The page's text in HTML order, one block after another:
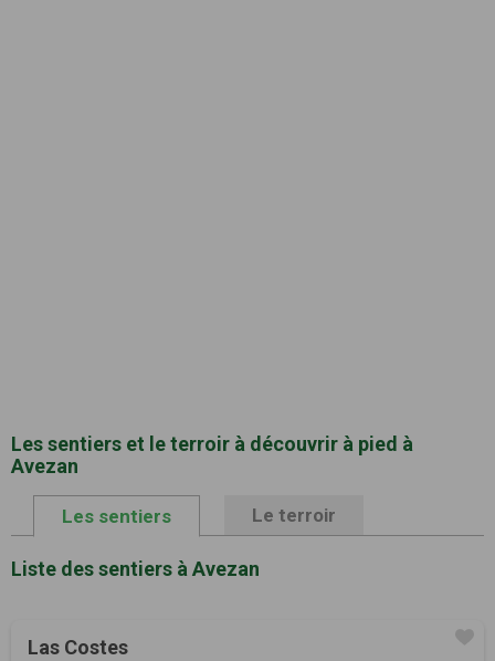
Les sentiers et le terroir à découvrir à pied à
Avezan
Les sentiers Le terroir
Liste des sentiers à Avezan
Las Costes